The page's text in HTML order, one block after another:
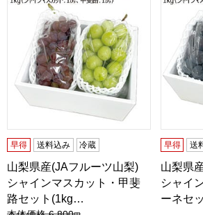
早得 送料込み 冷蔵
山梨県産(JAフルーツ山梨)
シャインマスカット・甲斐
路セット(1kg…
早得 送
山梨県
シャイ
ーネセ